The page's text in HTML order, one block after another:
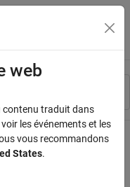
du menu
web
contenu traduit dans
les événements et les
vous recommandons
States.